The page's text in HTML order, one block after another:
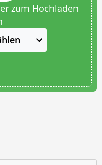
zum Hochladen